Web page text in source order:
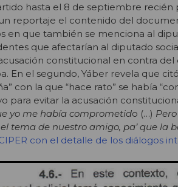
hasta el 8 de septiembre recién
reportaje el contenido del
en que también se menciona al
que afectarían al diputado
constitucional en contra
En el segundo, Yáber revela que
con la que “hace rato” se había
para evitar la acusación
yo me había comprometido (…)
tema de nuestro amigo, pa’ que la
con el detalle de los diálogos